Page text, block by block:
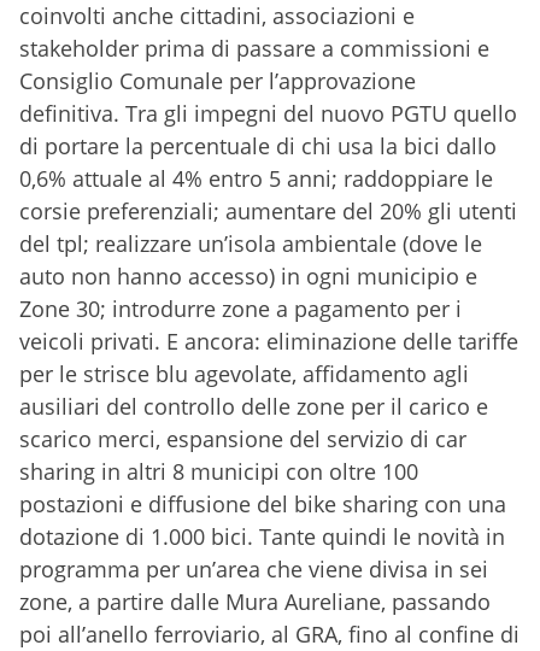
coinvolti anche cittadini, associazioni e
stakeholder prima di passare a commissioni e
Consiglio Comunale per l’approvazione
definitiva. Tra gli impegni del nuovo PGTU quello
di portare la percentuale di chi usa la bici dallo
0,6% attuale al 4% entro 5 anni; raddoppiare le
corsie preferenziali; aumentare del 20% gli utenti
del tpl; realizzare un’isola ambientale (dove le
auto non hanno accesso) in ogni municipio e
Zone 30; introdurre zone a pagamento per i
veicoli privati. E ancora: eliminazione delle tariffe
per le strisce blu agevolate, affidamento agli
ausiliari del controllo delle zone per il carico e
scarico merci, espansione del servizio di car
sharing in altri 8 municipi con oltre 100
postazioni e diffusione del bike sharing con una
dotazione di 1.000 bici. Tante quindi le novità in
programma per un’area che viene divisa in sei
zone, a partire dalle Mura Aureliane, passando
poi all’anello ferroviario, al GRA, fino al confine di